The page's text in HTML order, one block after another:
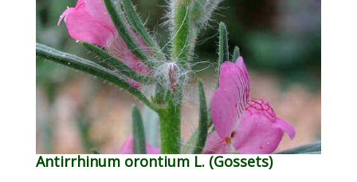
Antirrhinum orontium L. (Gossets)